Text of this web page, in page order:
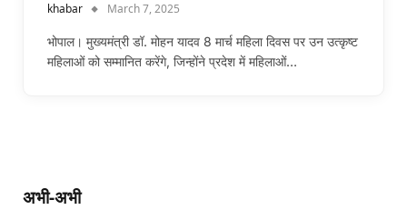
khabar March 7, 2025
भोपाल। मुख्यमंत्री डॉ. मोहन यादव 8 मार्च महिला दिवस पर उन उत्कृष्ट
महिलाओं को सम्मानित करेंगे, जिन्होंने प्रदेश में महिलाओं…
अभी-अभी